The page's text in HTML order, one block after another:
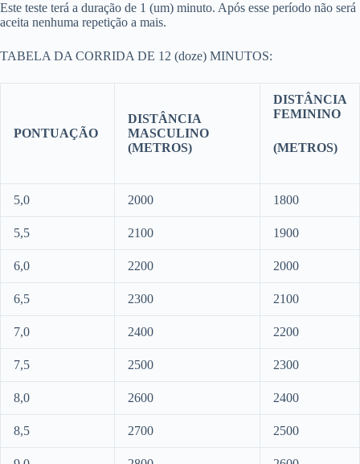
Este teste terá a duração de 1 (um) minuto. Após esse período não será
aceita nenhuma repetição a mais.
TABELA DA CORRIDA DE 12 (doze) MINUTOS:
PONTUAÇÃO
DISTÂNCIA
MASCULINO
(METROS)
DISTÂNCIA
FEMININO
(METROS)
5,0 2000 1800
5,5 2100 1900
6,0 2200 2000
6,5 2300 2100
7,0 2400 2200
7,5 2500 2300
8,0 2600 2400
8,5 2700 2500